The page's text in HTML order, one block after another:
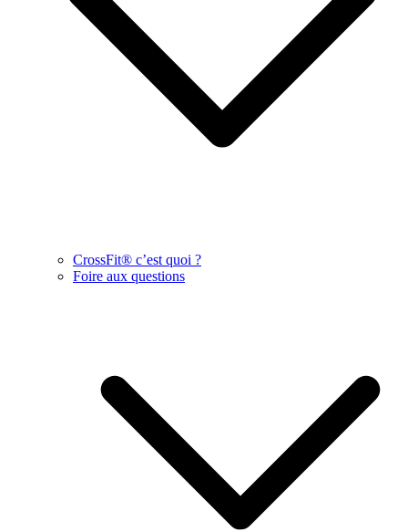
CrossFit® c’est quoi ?
Foire aux questions